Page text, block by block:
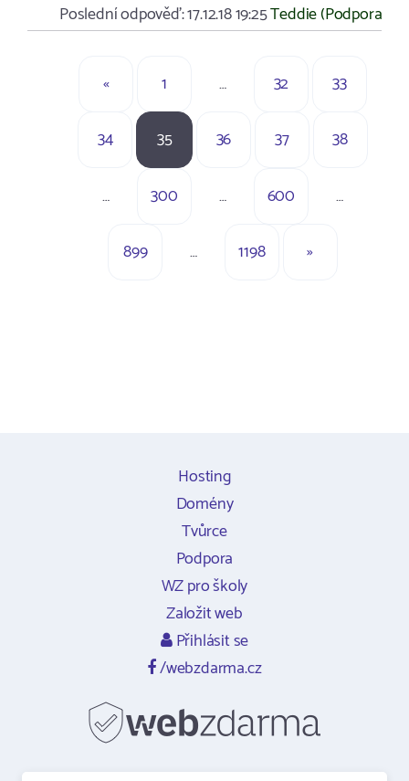
Poslední odpověď:17.12.18 19:25Teddie (Podpora)
« 1 … 32 33
34 35 36 37 38
… 300 … 600 …
899 … 1198 »
Hosting
Domény
Tvůrce
Podpora
WZ pro školy
Založit web
Přihlásit se
/webzdarma.cz